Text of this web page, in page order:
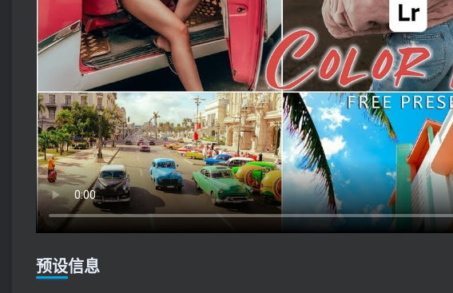
预设信息